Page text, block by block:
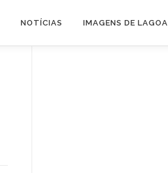
NOTÍCIAS IMAGENS DE LAGOA